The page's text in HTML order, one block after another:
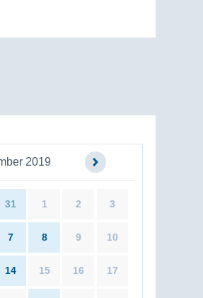
2019
31 1 2 3
7 8 9 10
14 15 16 17